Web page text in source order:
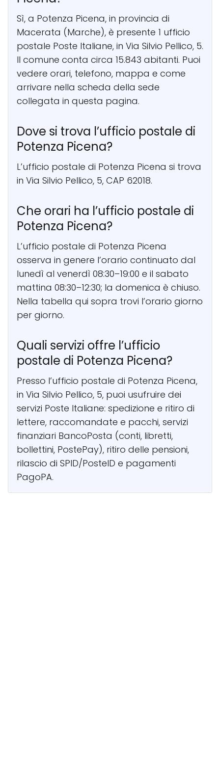
Sì, a Potenza Picena, in provincia di
Macerata (Marche), è presente 1 ufficio
postale Poste Italiane, in Via Silvio Pellico, 5.
Il comune conta circa 15.843 abitanti. Puoi
vedere orari, telefono, mappa e come
arrivare nella scheda della sede
collegata in questa pagina.
Dove si trova l’ufficio postale di
Potenza Picena?
L’ufficio postale di Potenza Picena si trova
in Via Silvio Pellico, 5, CAP 62018.
Che orari ha l’ufficio postale di
Potenza Picena?
L’ufficio postale di Potenza Picena
osserva in genere l’orario continuato dal
lunedì al venerdì 08:30–19:00 e il sabato
mattina 08:30–12:30; la domenica è chiuso.
Nella tabella qui sopra trovi l’orario giorno
per giorno.
Quali servizi offre l’ufficio
postale di Potenza Picena?
Presso l’ufficio postale di Potenza Picena,
in Via Silvio Pellico, 5, puoi usufruire dei
servizi Poste Italiane: spedizione e ritiro di
lettere, raccomandate e pacchi, servizi
finanziari BancoPosta (conti, libretti,
bollettini, PostePay), ritiro delle pensioni,
rilascio di SPID/PosteID e pagamenti
PagoPA.